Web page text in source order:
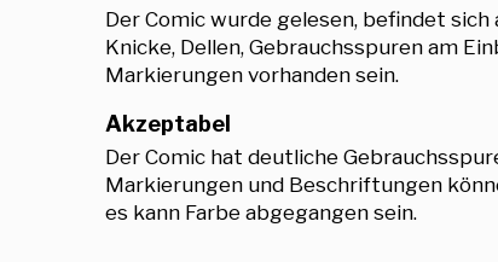
Der Comic wurde gelesen, befindet
Knicke, Dellen, Gebrauchsspuren am
Markierungen vorhanden sein.
Akzeptabel
Der Comic hat deutliche
Markierungen und Beschriftungen
es kann Farbe abgegangen sein.